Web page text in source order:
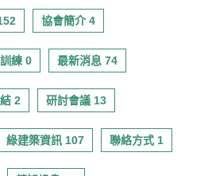
協會簡介 4
練 0 最新消息 74
2 研討會議 13
綠建築資訊 107 聯絡方式 1